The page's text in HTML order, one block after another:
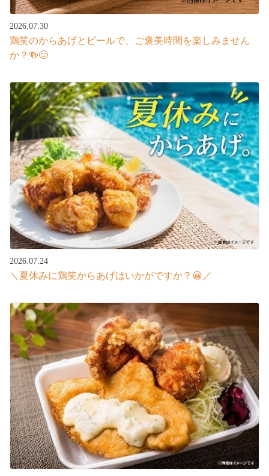
2026.07.30
鶏笑のからあげとビールで、ご褒美時間を楽しみません
か？🍻😊
2026.07.24
＼夏休みに鶏笑からあげはいかがですか？😀／